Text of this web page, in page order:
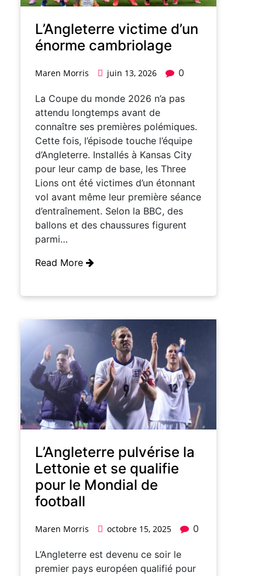
L’Angleterre victime d’un
énorme cambriolage
Maren Morris juin 13, 2026 0
La Coupe du monde 2026 n’a pas
attendu longtemps avant de
connaître ses premières polémiques.
Cette fois, l’épisode touche l’équipe
d’Angleterre. Installés à Kansas City
pour leur camp de base, les Three
Lions ont été victimes d’un étonnant
vol avant même leur première séance
d’entraînement. Selon la BBC, des
ballons et des chaussures figurent
parmi…
Read More
L’Angleterre pulvérise la
Lettonie et se qualifie
pour le Mondial de
football
Maren Morris octobre 15, 2025 0
L’Angleterre est devenu ce soir le
premier pays européen qualifié pour